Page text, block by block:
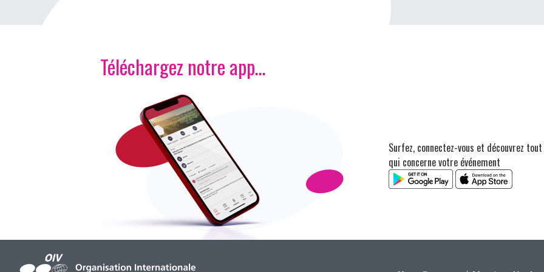
Téléchargez notre app…
Surfez, connectez-vous et découvrez
qui concerne votre événement